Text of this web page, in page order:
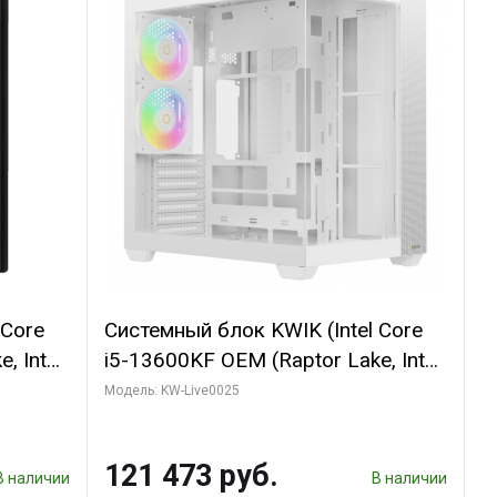
Intel
наличии
Системный блок KWIK (Intel Core
i5-13600KF OEM (Raptor Lake, Intel
7, C14 8EC/6PC/ 32 ГБ ОЗУ (2
3xDP / 960 ГБ SSD)
Модель: KW-Live0025
121 473 руб. В наличии